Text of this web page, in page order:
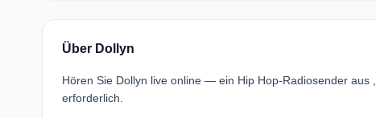
Über Dollyn
Hören Sie Dollyn live online — ein Hip Hop-Radiosender
erforderlich.